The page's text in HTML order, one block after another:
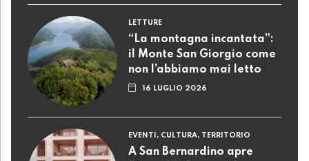
LETTURE
“La montagna incantata”:
il Monte San Giorgio come
non l’abbiamo mai letto
16 LUGLIO 2026
EVENTI, CULTURA, TERRITORIO
A San Bernardino apre